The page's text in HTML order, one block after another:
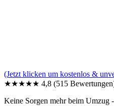
(Jetzt klicken um kostenlos &
★★★★★ 4,8 (515
Keine Sorgen mehr beim Umzug